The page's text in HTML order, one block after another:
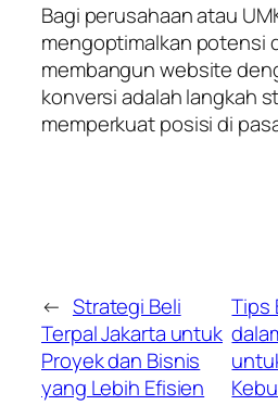
Bagi perusahaan atau
mengoptimalkan potensi
membangun website
konversi adalah langkah
memperkuat posisi di
← Strategi Beli
Terpal Jakarta untuk
Proyek dan Bisnis
yang Lebih Efisien
Tips